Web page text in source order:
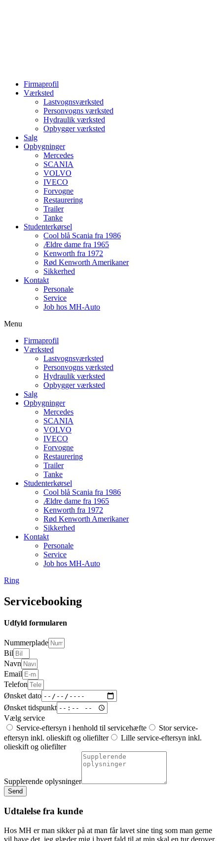
Firmaprofil
Værksted
Lastvognsværksted
Personvogns værksted
Hydraulik værksted
Opbygger værksted
Salg
Opbygninger
Mercedes
SCANIA
VOLVO
IVECO
Forvogne
Restaurering
Trailer
Tanke
Studenterkørsel
Cool blå Scania fra 1986
Ældre dame fra 1965
Kenworth fra 1972
Rød Kenworth Amerikaner
Sikkerhed
Kontakt
Personale
Service
Job hos MH-Auto
Menu
Firmaprofil
Værksted
Lastvognsværksted
Personvogns værksted
Hydraulik værksted
Opbygger værksted
Salg
Opbygninger
Mercedes
SCANIA
VOLVO
IVECO
Forvogne
Restaurering
Trailer
Tanke
Studenterkørsel
Cool blå Scania fra 1986
Ældre dame fra 1965
Kenworth fra 1972
Rød Kenworth Amerikaner
Sikkerhed
Kontakt
Personale
Service
Job hos MH-Auto
Ring
Servicebooking
Udfyld formularen
Nummerplade
Bil
Navn
Email
Telefon
Ønsket dato
Ønsket tidspunkt
Vælg service
Service-eftersyn i henhold til servicehæfte
Stor service-
eftersyn inkl. olieskift og oliefilter
Lille service-eftersyn inkl.
olieskift og oliefilter
Supplerende oplysninger
Send
Udtalelse fra kunde
Hos MH er man sikker på at man får lavet sine ting som man gerne
vil have det, jeg glæder mig i hvert fald til at min skal en tur derover.